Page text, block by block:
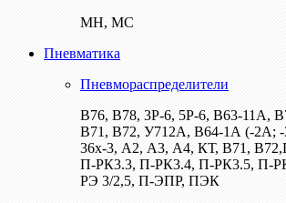
МН, МС
Пневматика
Пневмораспределители
В76, В78, 3Р-6, 5Р-6, В63-11А,
В71, В72, У712А, В64-1А (-2А;
36х-3, А2, А3, А4, КТ, В71,
П-РК3.3, П-РК3.4, П-РК3.5, П-
РЭ 3/2,5, П-ЭПР, ПЭК